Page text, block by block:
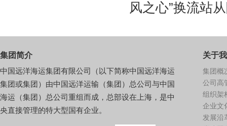
风之心”换流站